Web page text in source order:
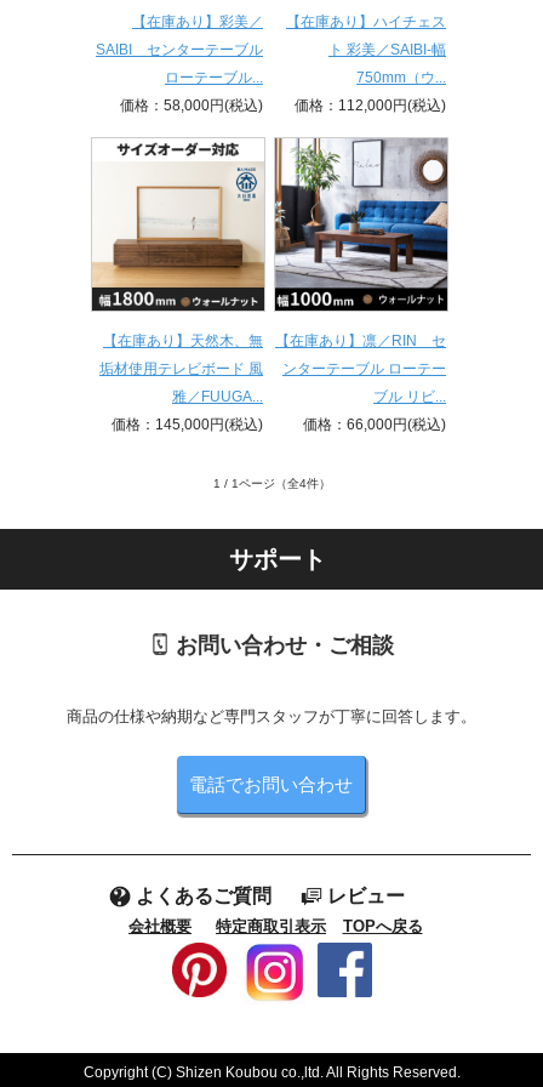
【在庫あり】彩美／
SAIBI センターテーブル
ローテーブル...
価格：58,000円(税込)
【在庫あり】ハイチェス
ト 彩美／SAIBI-幅
750mm（ウ...
価格：112,000円(税込)
【在庫あり】天然木、無
垢材使用テレビボード 風
雅／FUUGA...
価格：145,000円(税込)
【在庫あり】凛／RIN セ
ンターテーブル ローテー
ブル リビ...
価格：66,000円(税込)
1 / 1ページ （全4件）
サポート
お問い合わせ・ご相談
商品の仕様や納期など専門スタッフが丁寧に回答します。
電話でお問い合わせ
よくあるご質問 レビュー
会社概要 特定商取引表示 TOPへ戻る
Copyright (C) Shizen Koubou co.,ltd. All Rights Reserved.